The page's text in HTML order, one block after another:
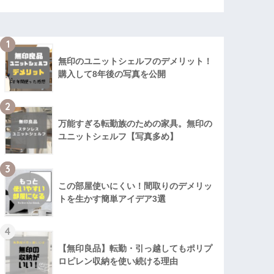
1
無印のユニットシェルフのデメリット！
購入して8年後の写真を公開
2
万能すぎる転勤族のための家具。無印の
ユニットシェルフ【写真多め】
3
この部屋使いにくい！間取りのデメリッ
トを生かす簡単アイデア3選
4
【無印良品】転勤・引っ越してもポリプ
ロピレン収納を使い続ける理由